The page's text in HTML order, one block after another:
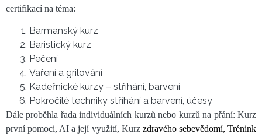
certifikací na téma:
Barmanský kurz
Baristický kurz
Pečení
Vaření a grilování
Kadeřnické kurzy – stříhání, barvení
Pokročilé techniky stříhání a barvení, účesy
Dále proběhla řada individuálních kurzů nebo kurzů na přání: Kurz
první pomoci, AI a její využití, Kurz zdravého sebevědomí, Trénink